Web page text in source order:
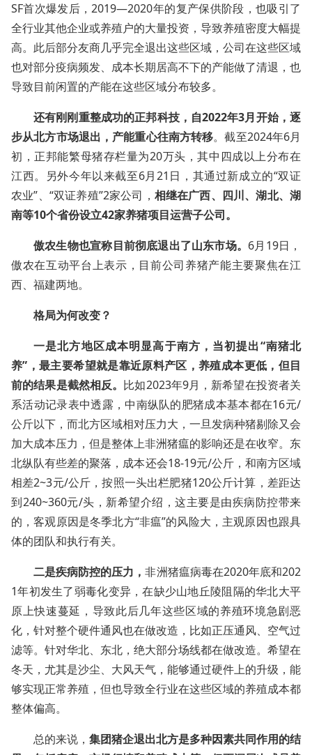
SF首次爆发后，2019—2020年的复产保供阶段，也吸引了
全行业其他企业或养殖户的大量投资，导致养殖密度大幅提
高。此后部分友商几乎完全退出这些区域，公司在这些区域
也对部分疫病频发、成本长期居高不下的产能做了清退，也
导致目前闲置的产能在这些区域分布较多。
还有刚刚重整成功的正邦科技，自2022年3月开始，逐
步从北方市场退出，产能重心往南方转移。截至2024年6月
初，正邦能繁母猪存栏量为20万头，其中四成以上分布在
江西。另外今年以来截至6月21日，其通过新成立的“双证
农业”、“双证养殖”2家公司， 相继在广西、四川、湖北、湖
南等10个省份设立42家养猪项目运营子公司。
傲农生物也宣称目前彻底退出了山东市场。 6月19日，
傲农在互动平台上表示，目前公司养猪产能主要聚焦在江
西、福建两地。
格局为何改变？
一是北方地区成本明显高于南方，当初提出“南猪北
养”，最主要希望就是靠近原料产区，养殖成本更低，但目
前的结果是截然相反。 比如2023年9月，新希望在投资者关
系活动记录表中透露，中南纵队的肥猪成本基本都在16元/
公斤以下，而北方区域相对压力大，一旦发病种猪剔除又会
加大成本压力，但是整体上非洲猪瘟的影响还是在收窄。东
北纵队有些差的聚落，成本还会18-19元/公斤，和南方区域
相差2~3元/公斤，按照一头出栏肥猪120公斤计算，差距达
到240~360元/头，新希望介绍，这主要是由疾病防控带来
的，客观原因是冬季北方“非瘟”的风险大，主观原因也跟具
体的团队和执行有关。
二是疾病防控的压力，非洲猪瘟病毒在2020年底和202
1年初发生了弱毒化变异，在缺少山地丘陵阻隔的华北大平
原上快速蔓延，导致此后几年这些区域的养殖环境急剧恶
化，针对整个硬件通风也在做改造，比如正压通风、空气过
滤等。针对华北、东北，绝大部分场线都在做改造。希望在
冬天，尤其是沙尘、大风天气，能够通过硬件上的升级，能
够实现正常养殖，但也导致全行业在这些区域的养殖成本都
整体偏高。
总的来说， 集团猪企退出北方是多种因素共同作用的结